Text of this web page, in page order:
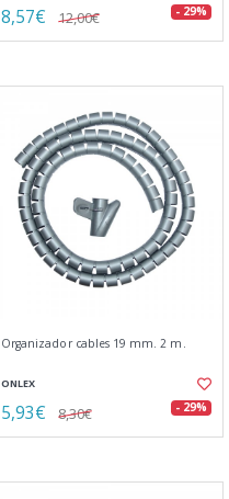
8,57€ 12,00€ - 29%
Organizador cables 19 mm. 2 m.
ONLEX
5,93€ 8,30€ - 29%